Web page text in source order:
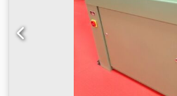
Ideal para la producción
Alszg Dl Uo Sorf